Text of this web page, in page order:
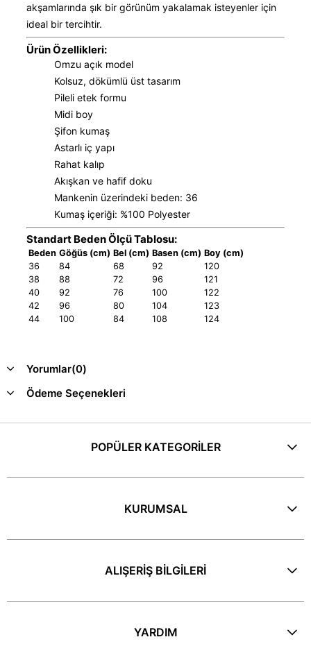
akşamlarında şık bir görünüm yakalamak isteyenler için
ideal bir tercihtir.
Ürün Özellikleri:
Omzu açık model
Kolsuz, dökümlü üst tasarım
Pileli etek formu
Midi boy
Şifon kumaş
Astarlı iç yapı
Rahat kalıp
Akışkan ve hafif doku
Mankenin üzerindeki beden: 36
Kumaş içeriği: %100 Polyester
Standart Beden Ölçü Tablosu:
Beden Göğüs (cm) Bel (cm) Basen (cm) Boy (cm)
36
84 68 92
120
38
88 72 96
121
40
92 76 100
122
42
96 80 104
123
44
100 84 108 124
Yorumlar(0)
Ödeme Seçenekleri
POPÜLER KATEGORİLER
KURUMSAL
ALIŞERİŞ BİLGİLERİ
YARDIM